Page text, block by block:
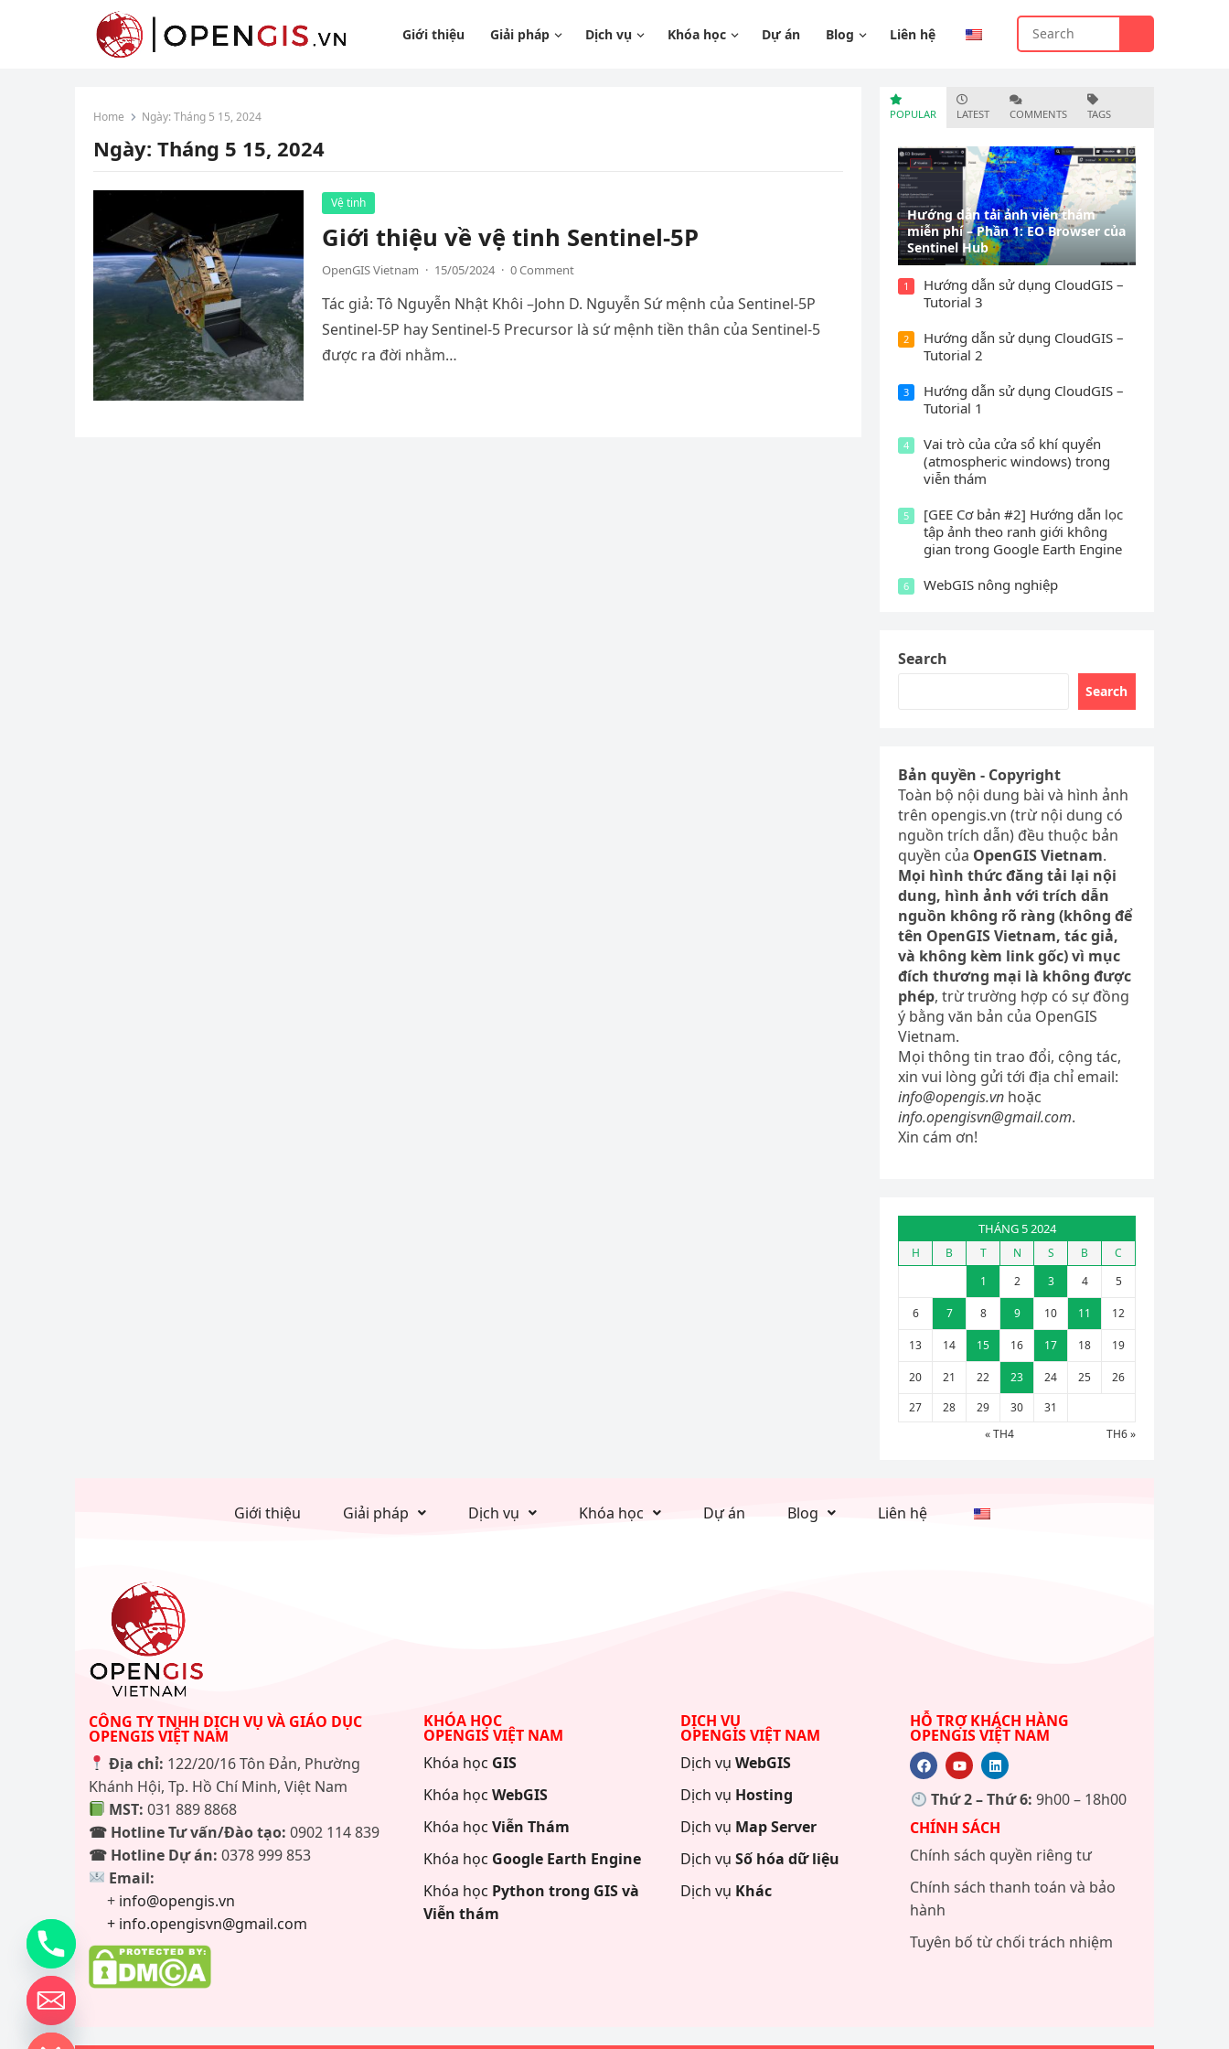
Giới thiệu Giải pháp Dịch vụ Khóa học Dự án Blog Liên hệ
Home Ngày:Tháng 5 15, 2024
Ngày: Tháng 5 15, 2024
Vệ tinh
Giới thiệu về vệ tinh Sentinel-5P
OpenGIS Vietnam · 15/05/2024 · 0 Comment
Tác giả: Tô Nguyễn Nhật Khôi –John D. Nguyễn Sứ mệnh của Sentinel-5P
Sentinel-5P hay Sentinel-5 Precursor là sứ mệnh tiền thân của Sentinel-5
được ra đời nhằm…
POPULAR LATEST COMMENTS TAGS
Hướng dẫn tải ảnh viễn thám
miễn phí – Phần 1: EO Browser của
Sentinel Hub
1
Hướng dẫn sử dụng CloudGIS –
Tutorial 3
2
Hướng dẫn sử dụng CloudGIS –
Tutorial 2
3
Hướng dẫn sử dụng CloudGIS –
Tutorial 1
4
Vai trò của cửa sổ khí quyển
(atmospheric windows) trong
viễn thám
5
[GEE Cơ bản #2] Hướng dẫn lọc
tập ảnh theo ranh giới không
gian trong Google Earth Engine
6 WebGIS nông nghiệp
Search
Search
Bản quyền - Copyright
Toàn bộ nội dung bài và hình ảnh
trên opengis.vn (trừ nội dung có
nguồn trích dẫn) đều thuộc bản
quyền của OpenGIS Vietnam.
Mọi hình thức đăng tải lại nội
dung, hình ảnh với trích dẫn
nguồn không rõ ràng (không để
tên OpenGIS Vietnam, tác giả,
và không kèm link gốc) vì mục
đích thương mại là không được
phép, trừ trường hợp có sự đồng
ý bằng văn bản của OpenGIS
Vietnam.
Mọi thông tin trao đổi, cộng tác,
xin vui lòng gửi tới địa chỉ email:
info@opengis.vn hoặc
info.opengisvn@gmail.com.
Xin cám ơn!
THÁNG 5 2024
H B T N S B
C
1
2 3 4 5
6 7 8 9 10 11 12
13 14 15 16 17 18 19
20 21 22 23 24 25
26
27
28 29 30
31
« TH4
TH6 »
Giới thiệu Giải pháp Dịch vụ Khóa học Dự án Blog Liên hệ
CÔNG TY TNHH DỊCH VỤ VÀ GIÁO DỤC
OPENGIS VIỆT NAM
Địa chỉ: 122/20/16 Tôn Đản, Phường
Khánh Hội, Tp. Hồ Chí Minh, Việt Nam
MST: 031 889 8868
☎ Hotline Tư vấn/Đào tạo: 0902 114 839
☎ Hotline Dự án: 0378 999 853
Email:
+ info@opengis.vn
+ info.opengisvn@gmail.com
KHÓA HỌC
OPENGIS VIỆT NAM
Khóa học GIS
Khóa học WebGIS
Khóa học Viễn Thám
Khóa học Google Earth Engine
Khóa học Python trong GIS và
Viễn thám
DỊCH VỤ
OPENGIS VIỆT NAM
Dịch vụ WebGIS
Dịch vụ Hosting
Dịch vụ Map Server
Dịch vụ Số hóa dữ liệu
Dịch vụ Khác
HỖ TRỢ KHÁCH HÀNG
OPENGIS VIỆT NAM
Thứ 2 – Thứ 6: 9h00 – 18h00
CHÍNH SÁCH
Chính sách quyền riêng tư
Chính sách thanh toán và bảo
hành
Tuyên bố từ chối trách nhiệm
chaty